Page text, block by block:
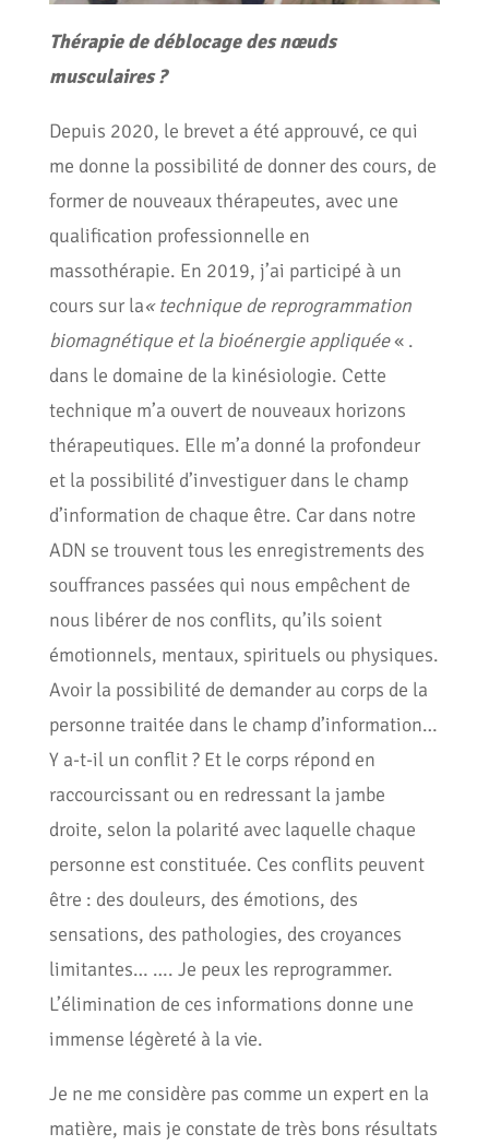
Thérapie de déblocage des nœuds
musculaires ?
Depuis 2020, le brevet a été approuvé, ce qui
me donne la possibilité de donner des cours, de
former de nouveaux thérapeutes, avec une
qualification professionnelle en
massothérapie. En 2019, j’ai participé à un
cours sur la« technique de reprogrammation
biomagnétique et la bioénergie appliquée« .
dans le domaine de la kinésiologie. Cette
technique m’a ouvert de nouveaux horizons
thérapeutiques. Elle m’a donné la profondeur
et la possibilité d’investiguer dans le champ
d’information de chaque être. Car dans notre
ADN se trouvent tous les enregistrements des
souffrances passées qui nous empêchent de
nous libérer de nos conflits, qu’ils soient
émotionnels, mentaux, spirituels ou physiques.
Avoir la possibilité de demander au corps de la
personne traitée dans le champ d’information…
Y a-t-il un conflit ? Et le corps répond en
raccourcissant ou en redressant la jambe
droite, selon la polarité avec laquelle chaque
personne est constituée. Ces conflits peuvent
être : des douleurs, des émotions, des
sensations, des pathologies, des croyances
limitantes… …. Je peux les reprogrammer.
L’élimination de ces informations donne une
immense légèreté à la vie.
Je ne me considère pas comme un expert en la
matière, mais je constate de très bons résultats